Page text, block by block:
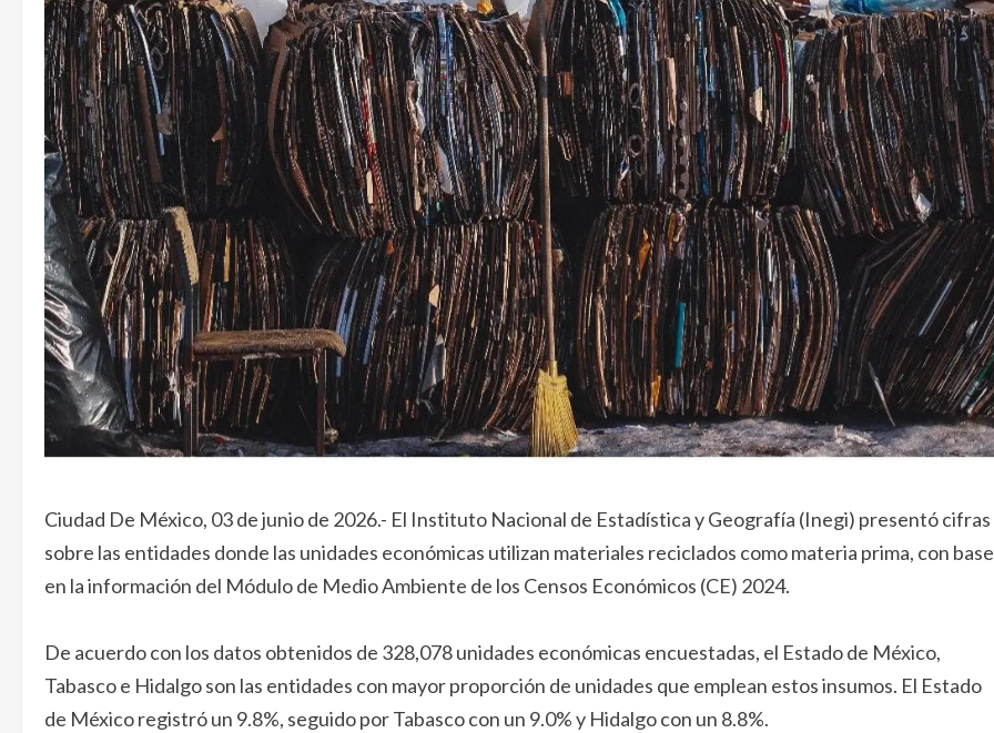
Ciudad De México, 03 de junio de 2026.- El Instituto Nacional de Estadística y Geografía (Inegi) presentó cifras
sobre las entidades donde las unidades económicas utilizan materiales reciclados como materia prima, con base
en la información del Módulo de Medio Ambiente de los Censos Económicos (CE) 2024.
De acuerdo con los datos obtenidos de 328,078 unidades económicas encuestadas, el Estado de México,
Tabasco e Hidalgo son las entidades con mayor proporción de unidades que emplean estos insumos. El Estado
de México registró un 9.8%, seguido por Tabasco con un 9.0% y Hidalgo con un 8.8%.